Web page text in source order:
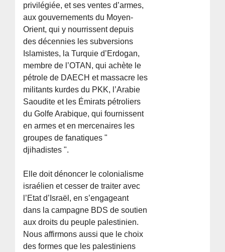
privilégiée, et ses ventes d’armes,
aux gouvernements du Moyen-
Orient, qui y nourrissent depuis
des décennies les subversions
Islamistes, la Turquie d’Erdogan,
membre de l’OTAN, qui achète le
pétrole de DAECH et massacre les
militants kurdes du PKK, l’Arabie
Saoudite et les Émirats pétroliers
du Golfe Arabique, qui fournissent
en armes et en mercenaires les
groupes de fanatiques "
djihadistes ".
Elle doit dénoncer le colonialisme
israélien et cesser de traiter avec
l’Etat d’Israël, en s’engageant
dans la campagne BDS de soutien
aux droits du peuple palestinien.
Nous affirmons aussi que le choix
des formes que les palestiniens